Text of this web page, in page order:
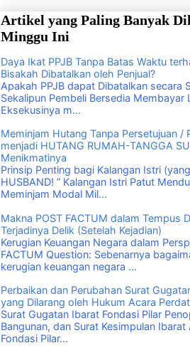
Artikel yang Paling Banyak
Minggu Ini
Daya Ikat PPJB Tanpa Batas Waktu
Bisakah Dibatalkan oleh Penjual?
Apakah PPJB dapat Dibatalkan secara
Sekalipun Pembeli Bersedia Membayar
Eksekusinya m...
Meminjam Hutang Tanpa Persetujuan /
menjadi HUTANG RUMAH-TANGGA
Menikmatinya
Prinsip Penting bagi Kalangan Istri
HUSBAND! ” Kalangan Istri Patut
Meminjam Modal Mil...
Makna POST FACTUM dalam Tempus
Terjadinya Delik (Setelah Kejadian)
Kerugian Keuangan Negara dalam
FACTUM Question: Sebenarnya
kerugian keuangan negara ...
Perbaikan dan Perubahan Surat
yang Dilarang oleh Hukum Acara
Surat Gugatan Ibarat Fondasi Pilar
Bangunan, dan Surat Kesimpulan
Fondasi Pilar...